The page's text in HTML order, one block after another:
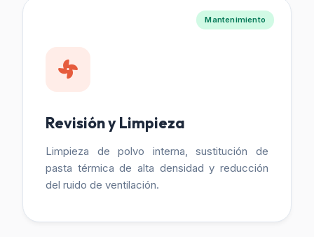
Mantenimiento
Revisión y Limpieza
Limpieza de polvo interna, sustitución de
pasta térmica de alta densidad y reducción
del ruido de ventilación.